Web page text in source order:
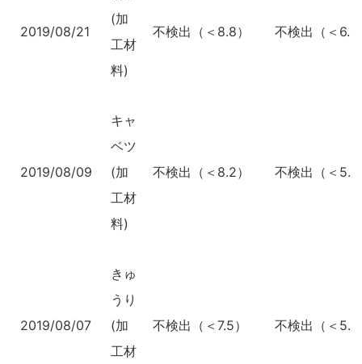
2019/08/21
(加
工材
料)
不検出（＜8.8） 不検出（＜6.6
2019/08/09
キャ
ベツ
(加
工材
料)
不検出（＜8.2） 不検出（＜5.9
2019/08/07
きゅ
うり
(加
工材
不検出（＜7.5） 不検出（＜5.4